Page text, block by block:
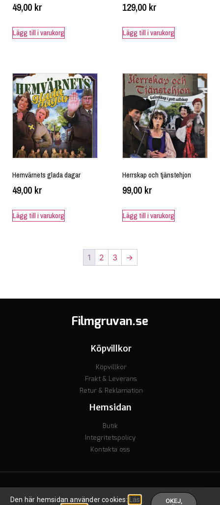
49,00 kr
Lägg till i varukorg
129,00 kr
Lägg till i varukorg
Hemvärnets glada dagar
49,00 kr
Lägg till i varukorg
Herrskap och tjänstehjon
99,00 kr
Lägg till i varukorg
1 2 3 →
Filmgruvan.se
Köpvillkor
Köpvillkor
Frakt & Leverans
Retur & Reklamation
Hemsidan
Butik
Integritetspolicy
Kontakta oss
© Copyright 2023 - Org nr. 7106238277 - Godkänd för F-skatt
Skapad av inkomstguiden
Den här hemsidan använder cookies:Läs
OKEJ,